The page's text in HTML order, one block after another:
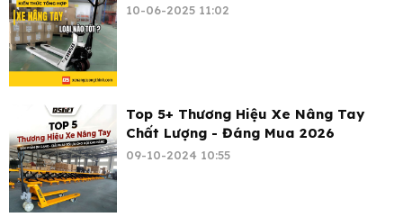
10-06-2025 11:02
Top 5+ Thương Hiệu Xe Nâng Tay
Chất Lượng - Đáng Mua 2026
09-10-2024 10:55